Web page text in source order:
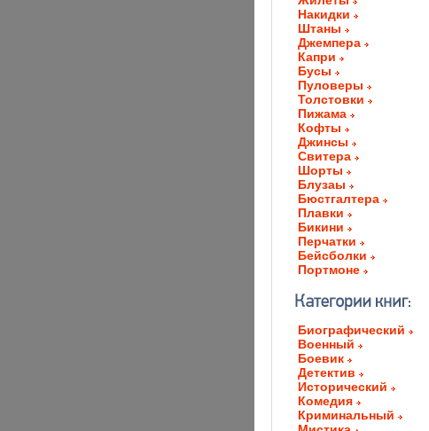
Накидки
Штаны
Джемпера
Капри
Бусы
Пуловеры
Толстовки
Пижама
Кофты
Джинсы
Свитера
Шорты
Блузаы
Бюстгалтера
Плавки
Бикини
Перчатки
Бейсболки
Портмоне
Биографический
Военный
Боевик
Детектив
Исторический
Комедия
Криминальный